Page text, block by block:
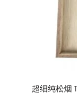
超细纯松烟